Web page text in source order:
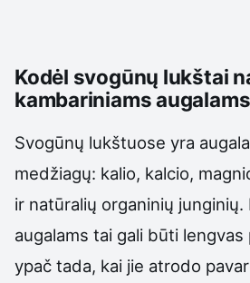
Kodėl svogūnų lukštai
kambariniams augalams
Svogūnų lukštuose yra
medžiagų: kalio, kalcio,
ir natūralių organinių junginių.
augalams tai gali būti lengvas
ypač tada, kai jie atrodo